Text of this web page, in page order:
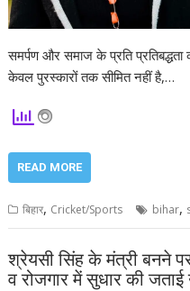
समर्पण और समाज के प्रति
केवल पुरस्कारों तक सीमित नहीं है,…
READ MORE
बिहार, Cricket/Sports bihar,
श्रेयसी सिंह के मंत्री बनने
व रोजगार में सुधार की जताई